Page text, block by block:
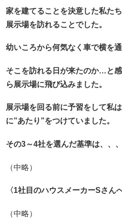
家を建てることを決意した私た
展示場を訪れることでした。
幼いころから何気なく車で横を
そこを訪れる日が来たのか…と
ら展示場に飛び込みました。
展示場を回る前に予習をして私
に”あたり”をつけていました。
その3～4社を選んだ基準は、、、
（中略）
〈1社目のハウスメーカーSさん
（中略）